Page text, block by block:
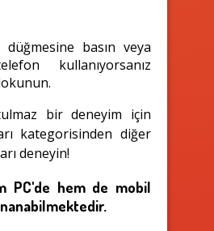
basın veya
kullanıyorsanız
bir deneyim için
kategorisinden diğer
deneyin!
PC'de hem de mobil